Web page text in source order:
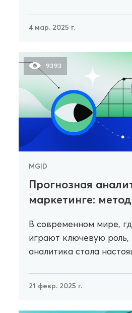
4 мар. 2025 г.
9393
MGID
Прогнозная
маркетинге:
В современном мире,
играют ключевую роль,
аналитика стала
21 февр. 2025 г.